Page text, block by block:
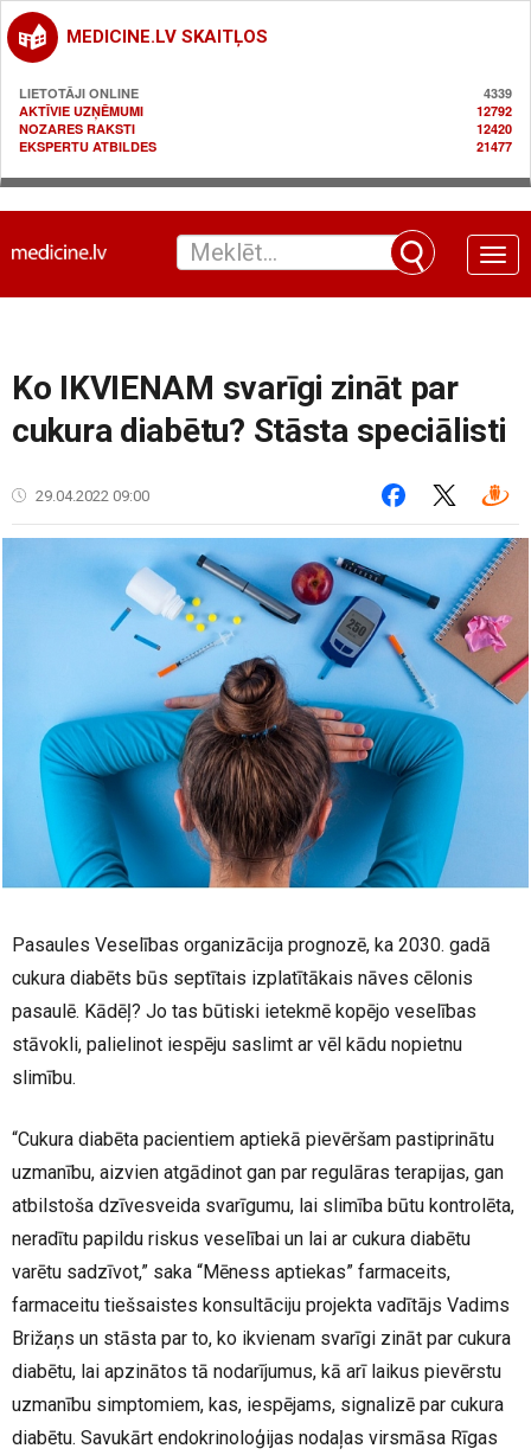
MEDICINE.LV SKAITĻOS
LIETOTĀJI ONLINE
4339
AKTĪVIE UZŅĒMUMI
12792
NOZARES RAKSTI
12420
EKSPERTU ATBILDES
21477
Toggle
Ko IKVIENAM svarīgi zināt par
cukura diabētu? Stāsta speciālisti
29.04.2022 09:00
Pasaules Veselības organizācija prognozē, ka 2030. gadā
cukura diabēts būs septītais izplatītākais nāves cēlonis
pasaulē. Kādēļ? Jo tas būtiski ietekmē kopējo veselības
stāvokli, palielinot iespēju saslimt ar vēl kādu nopietnu
slimību.
“Cukura diabēta pacientiem aptiekā pievēršam pastiprinātu
uzmanību, aizvien atgādinot gan par regulāras terapijas, gan
atbilstoša dzīvesveida svarīgumu, lai slimība būtu kontrolēta,
neradītu papildu riskus veselībai un lai ar cukura diabētu
varētu sadzīvot,” saka “Mēness aptiekas” farmaceits,
farmaceitu tiešsaistes konsultāciju projekta vadītājs Vadims
Brižaņs un stāsta par to, ko ikvienam svarīgi zināt par cukura
diabētu, lai apzinātos tā nodarījumus, kā arī laikus pievērstu
uzmanību simptomiem, kas, iespējams, signalizē par cukura
diabētu. Savukārt endokrinoloģijas nodaļas virsmāsa Rīgas